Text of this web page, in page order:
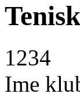
1234
Ime